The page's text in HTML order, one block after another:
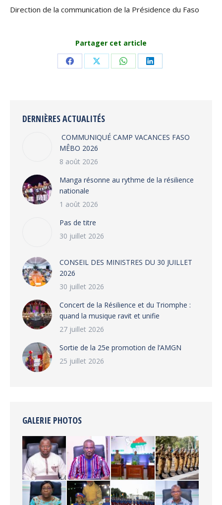
Direction de la communication de la Présidence du Faso
Partager cet article
Share Share Share Share
DERNIÈRES ACTUALITÉS
COMMUNIQUÉ CAMP VACANCES FASO
MÊBO 2026
8 août 2026
Manga résonne au rythme de la résilience
nationale
1 août 2026
Pas de titre
30 juillet 2026
CONSEIL DES MINISTRES DU 30 JUILLET
2026
30 juillet 2026
‎​Concert de la Résilience et du Triomphe :
quand la musique ravit et unifie
27 juillet 2026
‎Sortie de la 25e promotion de l’AMGN
25 juillet 2026
GALERIE PHOTOS